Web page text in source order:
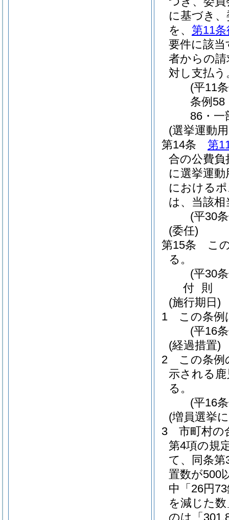
に基づき
を、 第11
要件に該
者からの
対し支払う
(平11
条例58
86・一
(選挙運動
第14条
第
合の公費
に選挙運
における
は、当該
(平30
(委任)
第15条
こ
る。
(平30
付 則
(施行期日)
1
この条例
(平16
(経過措置)
2
この条例
示される
る。
(平16
(増員選挙
3
市町村の
第4項の規
て、同条
置数が500
中「26円
を減じた
のは「